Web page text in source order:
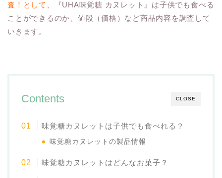
査！として、
『UHA味覚糖 カヌレット』は子供でも食べる
ことができるのか、値段（価格）など商品内容を調査して
いきます。
CLOSE
Contents
味覚糖カヌレットは子供でも食べれる？
味覚糖カヌレットの製品情報
味覚糖カヌレットはどんなお菓子？